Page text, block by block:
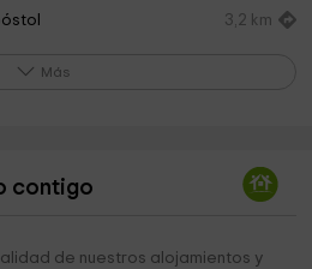
3,2 km
Asunción 4,3 km
Más
contigo
de nuestros alojamientos y